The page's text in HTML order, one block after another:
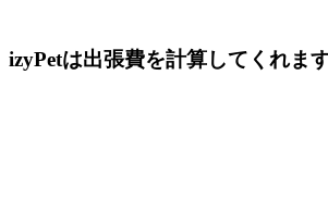
izyPetは出張費を計算してくれま